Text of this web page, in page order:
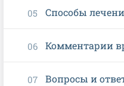
Способы
Комментарии
Вопросы и